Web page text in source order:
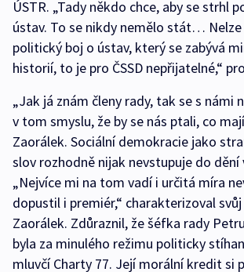
ÚSTR. „Tady někdo chce, aby se strhl
ústav. To se nikdy nemělo stát…
politický boj o ústav, který se zabývá
historií, to je pro ČSSD nepřijatelné,“
„Jak já znám členy rady, tak se s námi
v tom smyslu, že by se nás ptali, co
Zaorálek. Sociální demokracie jako
slov rozhodně nijak nevstupuje do dění
„Nejvíce mi na tom vadí i určitá míra
dopustil i premiér,“ charakterizoval
Zaorálek. Zdůraznil, že šéfka rady
byla za minulého režimu politicky
mluvčí Charty 77. Její morální kredit si